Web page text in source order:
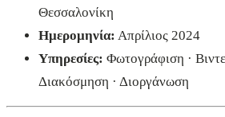
Θεσσαλονίκη
Ημερομηνία: Απρίλιος 2024
Υπηρεσίες: Φωτογράφιση ·
Διακόσμηση · Διοργάνωση